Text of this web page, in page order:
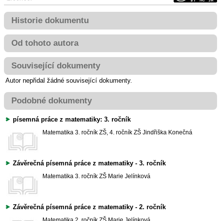
Historie dokumentu
Od tohoto autora
Související dokumenty
Autor nepřidal žádné související dokumenty.
Podobné dokumenty
písemná práce z matematiky: 3. ročník
Matematika 3. ročník ZŠ, 4. ročník ZŠ Jindřiška Konečná
Závěrečná písemná práce z matematiky - 3. ročník
Matematika 3. ročník ZŠ Marie Jelínková
Závěrečná písemná práce z matematiky - 2. ročník